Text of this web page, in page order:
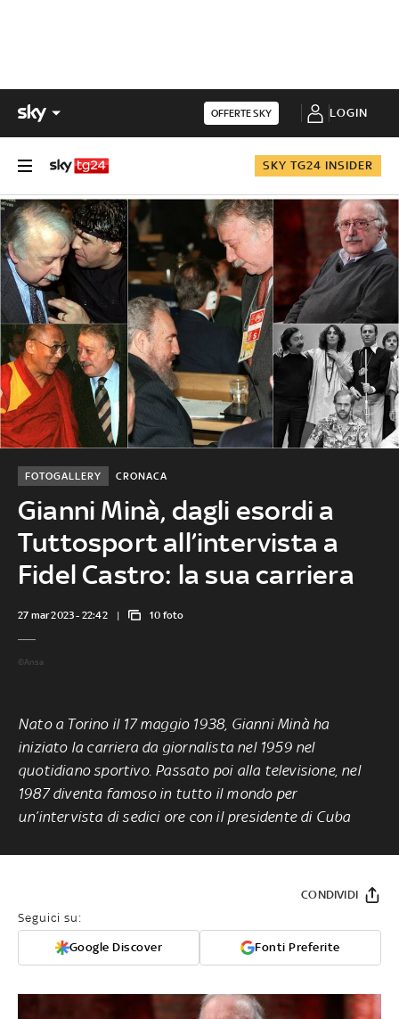
OFFERTE SKY LOGIN
SKY TG24 INSIDER
Gianni Minà, dagli esordi a
Tuttosport all’intervista a
Fidel Castro: la sua carriera
CRONACA
FOTOGALLERY
27 mar 2023 - 22:42 10 foto
©Ansa
Nato a Torino il 17 maggio 1938, Gianni Minà ha
iniziato la carriera da giornalista nel 1959 nel
quotidiano sportivo. Passato poi alla televisione, nel
1987 diventa famoso in tutto il mondo per
un’intervista di sedici ore con il presidente di Cuba
Seguici su:
Google Discover Fonti Preferite
CONDIVIDI